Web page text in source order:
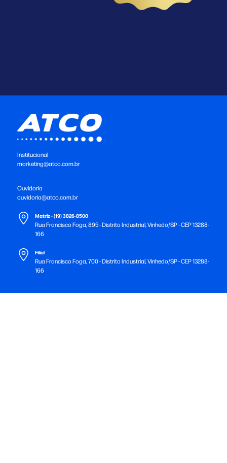
Institucional
marketing@atco.com.br
Ouvidoria
ouvidoria@atco.com.br
Matriz - (19) 3826-8500
Rua Francisco Foga, 895 - Distrito Industrial, Vinhedo/SP - CEP 13288-
166
Filial
Rua Francisco Foga, 700 - Distrito Industrial, Vinhedo/SP - CEP 13288-
166